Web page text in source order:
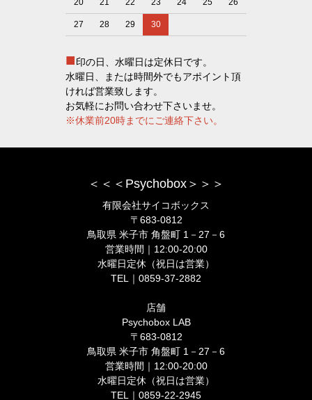
27 28 29 30
■印の日、水曜日は定休日です。
水曜日、または時間外でもアポイント頂
ければ営業致します。
お気軽にお問い合わせ下さいませ。
※休業前20時までにご連絡下さい。
＜＜＜Psychobox＞＞＞
有限会社サイコボックス
〒683-0812
鳥取県 米子市 角盤町 1－27－6
営業時間｜12:00-20:00
水曜日定休（祝日は営業）
TEL｜0859-37-2882
店舗
Psychobox LAB
〒683-0812
鳥取県 米子市 角盤町 1－27－6
営業時間｜12:00-20:00
水曜日定休（祝日は営業）
TEL｜0859-22-2945